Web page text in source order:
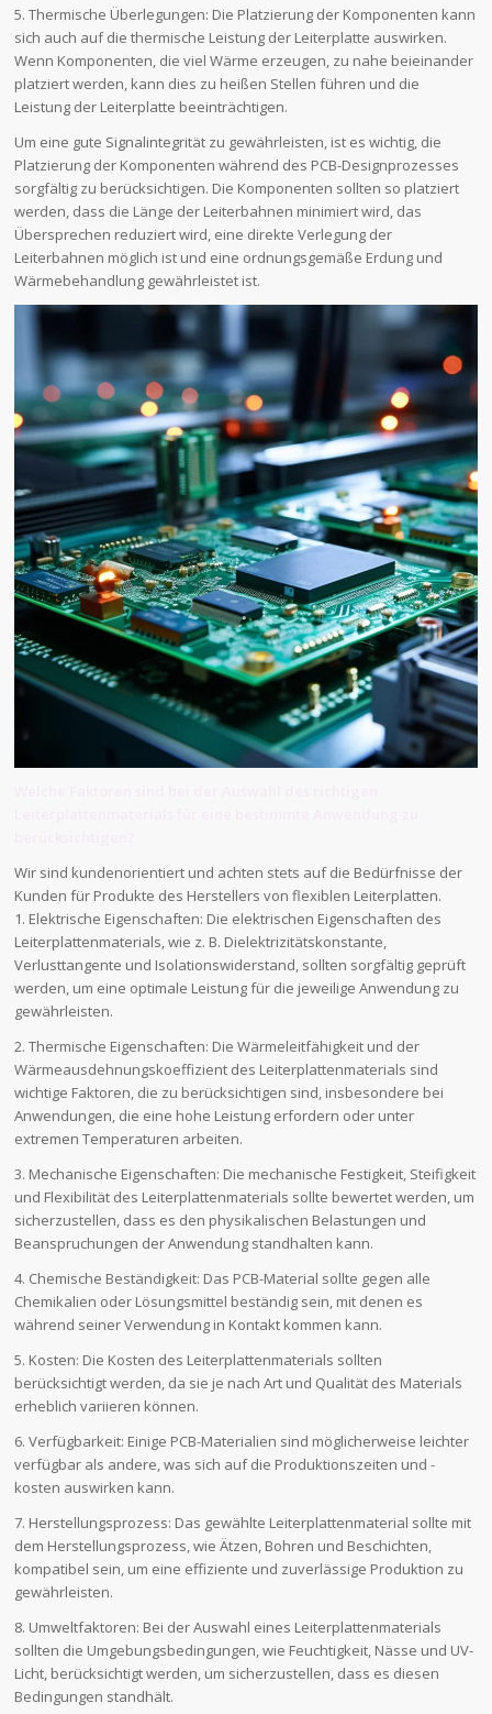
5. Thermische Überlegungen: Die Platzierung der Komponenten kann
sich auch auf die thermische Leistung der Leiterplatte auswirken.
Wenn Komponenten, die viel Wärme erzeugen, zu nahe beieinander
platziert werden, kann dies zu heißen Stellen führen und die
Leistung der Leiterplatte beeinträchtigen.
Um eine gute Signalintegrität zu gewährleisten, ist es wichtig, die
Platzierung der Komponenten während des PCB-Designprozesses
sorgfältig zu berücksichtigen. Die Komponenten sollten so platziert
werden, dass die Länge der Leiterbahnen minimiert wird, das
Übersprechen reduziert wird, eine direkte Verlegung der
Leiterbahnen möglich ist und eine ordnungsgemäße Erdung und
Wärmebehandlung gewährleistet ist.
Wir sind kundenorientiert und achten stets auf die Bedürfnisse der
Kunden für Produkte des Herstellers von flexiblen Leiterplatten.
1. Elektrische Eigenschaften: Die elektrischen Eigenschaften des
Leiterplattenmaterials, wie z. B. Dielektrizitätskonstante,
Verlusttangente und Isolationswiderstand, sollten sorgfältig geprüft
werden, um eine optimale Leistung für die jeweilige Anwendung zu
gewährleisten.
2. Thermische Eigenschaften: Die Wärmeleitfähigkeit und der
Wärmeausdehnungskoeffizient des Leiterplattenmaterials sind
wichtige Faktoren, die zu berücksichtigen sind, insbesondere bei
Anwendungen, die eine hohe Leistung erfordern oder unter
extremen Temperaturen arbeiten.
3. Mechanische Eigenschaften: Die mechanische Festigkeit, Steifigkeit
und Flexibilität des Leiterplattenmaterials sollte bewertet werden, um
sicherzustellen, dass es den physikalischen Belastungen und
Beanspruchungen der Anwendung standhalten kann.
4. Chemische Beständigkeit: Das PCB-Material sollte gegen alle
Chemikalien oder Lösungsmittel beständig sein, mit denen es
während seiner Verwendung in Kontakt kommen kann.
5. Kosten: Die Kosten des Leiterplattenmaterials sollten
berücksichtigt werden, da sie je nach Art und Qualität des Materials
erheblich variieren können.
6. Verfügbarkeit: Einige PCB-Materialien sind möglicherweise leichter
verfügbar als andere, was sich auf die Produktionszeiten und -
kosten auswirken kann.
7. Herstellungsprozess: Das gewählte Leiterplattenmaterial sollte mit
dem Herstellungsprozess, wie Ätzen, Bohren und Beschichten,
kompatibel sein, um eine effiziente und zuverlässige Produktion zu
gewährleisten.
8. Umweltfaktoren: Bei der Auswahl eines Leiterplattenmaterials
sollten die Umgebungsbedingungen, wie Feuchtigkeit, Nässe und UV-
Licht, berücksichtigt werden, um sicherzustellen, dass es diesen
Bedingungen standhält.